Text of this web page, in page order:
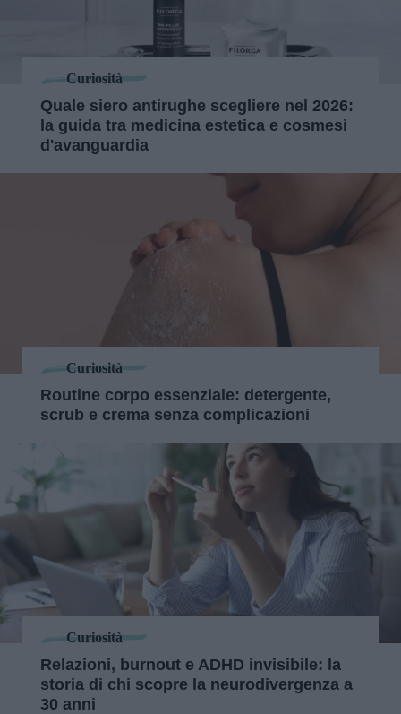
Curiosità
Quale siero antirughe scegliere nel 2026:
la guida tra medicina estetica e cosmesi
d'avanguardia
Curiosità
Routine corpo essenziale: detergente,
scrub e crema senza complicazioni
Curiosità
Relazioni, burnout e ADHD invisibile: la
storia di chi scopre la neurodivergenza a
30 anni